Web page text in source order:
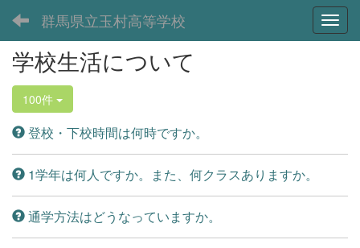
群馬県立玉村高等学校
学校生活について
100件
登校・下校時間は何時ですか。
1学年は何人ですか。また、何クラスありますか。
通学方法はどうなっていますか。